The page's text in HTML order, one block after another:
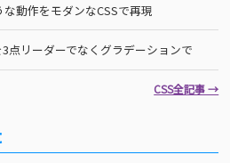
動作をモダンなCSSで再現
点リーダーでなくグラデーションで
CSS全記事 →